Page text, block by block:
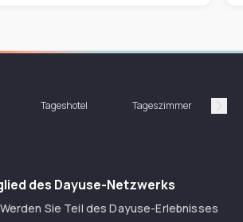
Tageshotel Tageszimmer
des Dayuse-Netzwerks
Sie Teil des Dayuse-Erlebnisses